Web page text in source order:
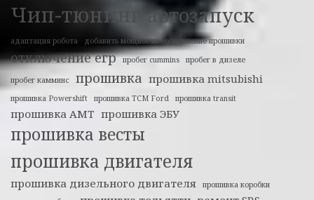
Чип-тюнинг автозапуск
адаптация робота добавить мощности обновление прошивки
отключение егр пробег cummins пробег в дизеле
пробег камминс прошивка прошивка mitsubishi
прошивка Powershift прошивка TCM Ford прошивка transit
прошивка АМТ прошивка ЭБУ
прошивка весты
прошивка двигателя
прошивка дизельного двигателя
прошивка коробки